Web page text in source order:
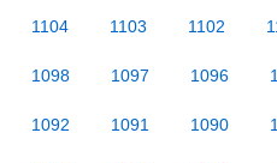
1104 1103 1102
1098 1097 1096
1092 1091 1090